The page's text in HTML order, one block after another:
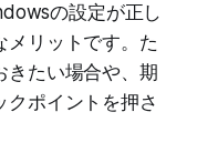
の設定が正し
メリットです。た
きたい場合や、期
クポイントを押さ